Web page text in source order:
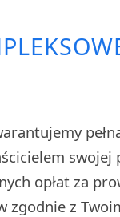
opłat za
zgodnie z